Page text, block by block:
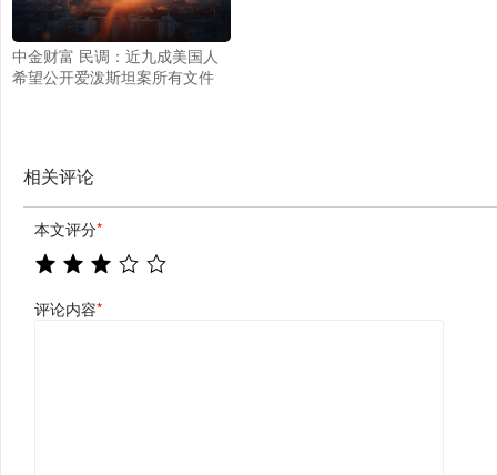
中金财富 民调：近九成美国人
希望公开爱泼斯坦案所有文件
相关评论
本文评分*
评论内容*